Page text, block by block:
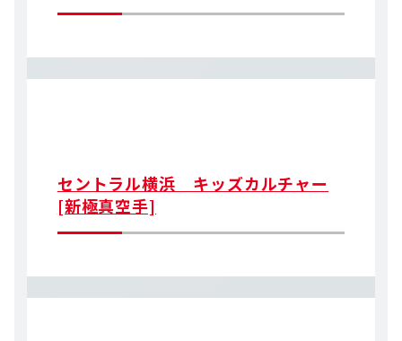
セントラル横浜 キッズカルチャー
[新極真空手]